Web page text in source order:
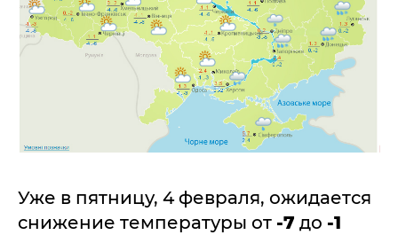
Уже в пятницу, 4 февраля, ожидается
снижение температуры от -7 до -1